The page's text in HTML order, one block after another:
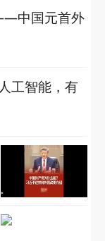
中国元首外
工智能，有